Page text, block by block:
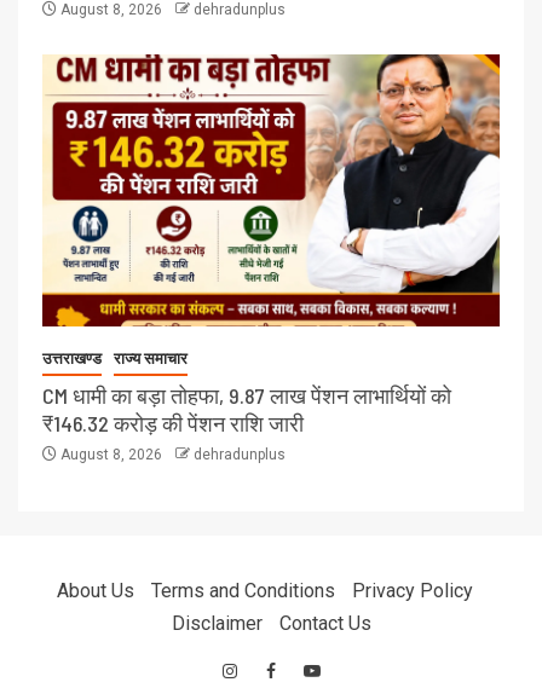
August 8, 2026 dehradunplus
उत्तराखण्ड राज्य समाचार
CM धामी का बड़ा तोहफा, 9.87 लाख पेंशन लाभार्थियों को
₹146.32 करोड़ की पेंशन राशि जारी
August 8, 2026 dehradunplus
About Us Terms and Conditions
Privacy Policy
Disclaimer
Contact Us